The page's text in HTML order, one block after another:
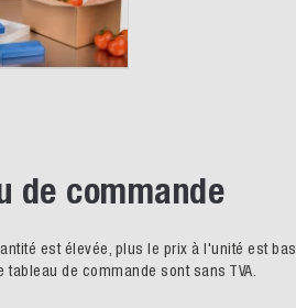
de commande
est élevée, plus le prix à l'unité est bas.
de commande sont sans TVA.